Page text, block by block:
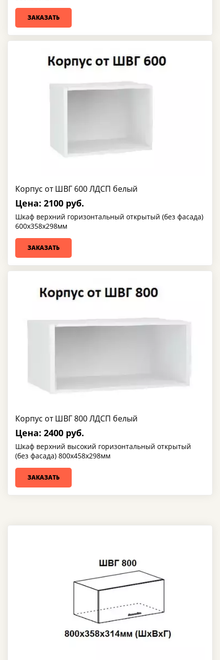
ЗАКАЗАТЬ
Корпус от ШВГ 600 ЛДСП белый
Цена: 2100 руб.
Шкаф верхний горизонтальный открытый (без фасада)
600х358х298мм
ЗАКАЗАТЬ
Корпус от ШВГ 800 ЛДСП белый
Цена: 2400 руб.
Шкаф верхний высокий горизонтальный открытый
(без фасада) 800х458х298мм
ЗАКАЗАТЬ